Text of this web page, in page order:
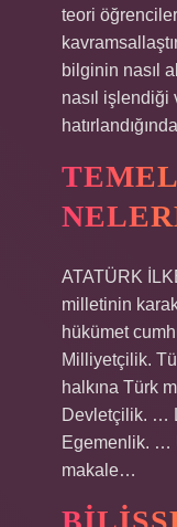
teori
bilginin nasıl
nasıl
ATATÜRK
milletinin
hükümet
Milliyetçilik.
halkına Türk
Devletçilik. …
Egemenlik. …
makale…